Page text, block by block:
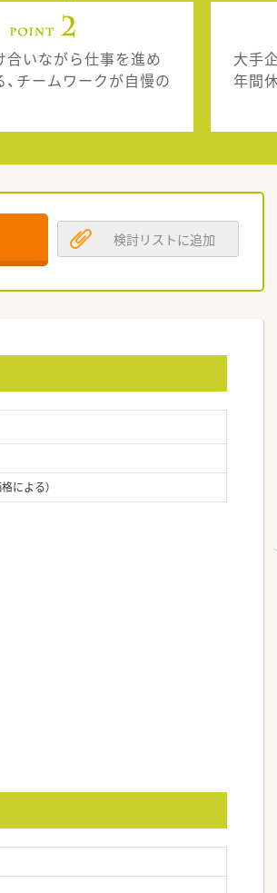
合いながら仕事を進め
チームワークが自慢の
大手
年間
検討リストに追加
による）